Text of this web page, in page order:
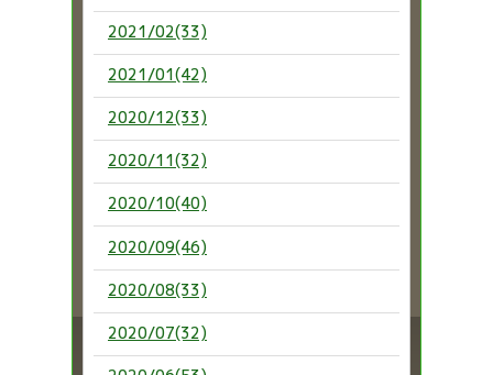
2021/02(33)
2021/01(42)
2020/12(33)
2020/11(32)
2020/10(40)
2020/09(46)
2020/08(33)
2020/07(32)